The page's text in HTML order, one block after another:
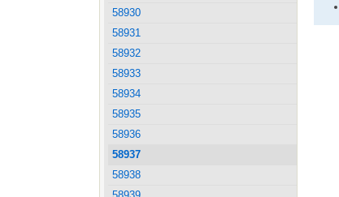
58930
58931
58932
58933
58934
58935
58936
58937
58938